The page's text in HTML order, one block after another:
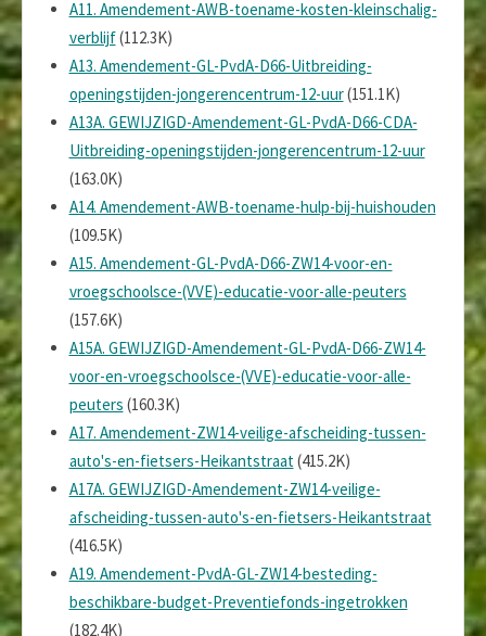
A11. Amendement-AWB-toename-kosten-kleinschalig-
verblijf(112.3K)
A13. Amendement-GL-PvdA-D66-Uitbreiding-
openingstijden-jongerencentrum-12-uur(151.1K)
A13A. GEWIJZIGD-Amendement-GL-PvdA-D66-CDA-
Uitbreiding-openingstijden-jongerencentrum-12-uur
(163.0K)
A14. Amendement-AWB-toename-hulp-bij-huishouden
(109.5K)
A15. Amendement-GL-PvdA-D66-ZW14-voor-en-
vroegschoolsce-(VVE)-educatie-voor-alle-peuters
(157.6K)
A15A. GEWIJZIGD-Amendement-GL-PvdA-D66-ZW14-
voor-en-vroegschoolsce-(VVE)-educatie-voor-alle-
peuters (160.3K)
A17. Amendement-ZW14-veilige-afscheiding-tussen-
auto's-en-fietsers-Heikantstraat (415.2K)
A17A. GEWIJZIGD-Amendement-ZW14-veilige-
afscheiding-tussen-auto's-en-fietsers-Heikantstraat
(416.5K)
A19. Amendement-PvdA-GL-ZW14-besteding-
beschikbare-budget-Preventiefonds-ingetrokken
(182.4K)